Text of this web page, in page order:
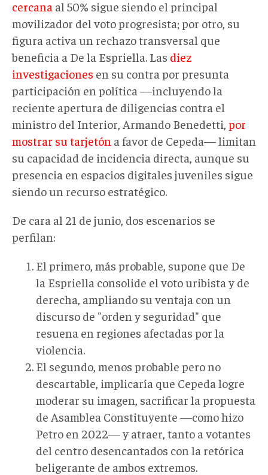
cercana al 50% sigue siendo el principal
movilizador del voto progresista; por otro, su
figura activa un rechazo transversal que
beneficia a De la Espriella. Las diez
investigaciones en su contra por presunta
participación en política —incluyendo la
reciente apertura de diligencias contra el
ministro del Interior, Armando Benedetti, por
mostrar su tarjetón a favor de Cepeda— limitan
su capacidad de incidencia directa, aunque su
presencia en espacios digitales juveniles sigue
siendo un recurso estratégico.
De cara al 21 de junio, dos escenarios se
perfilan:
El primero, más probable, supone que De
la Espriella consolide el voto uribista y de
derecha, ampliando su ventaja con un
discurso de "orden y seguridad" que
resuena en regiones afectadas por la
violencia.
El segundo, menos probable pero no
descartable, implicaría que Cepeda logre
moderar su imagen, sacrificar la propuesta
de Asamblea Constituyente —como hizo
Petro en 2022— y atraer, tanto a votantes
del centro desencantados con la retórica
beligerante de ambos extremos.